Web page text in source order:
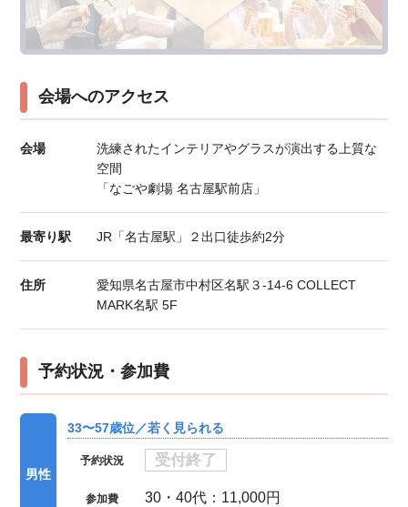
会場へのアクセス
会場
洗練されたインテリアやグラスが演出する上質な
空間
「なごや劇場 名古屋駅前店」
最寄り駅 JR「名古屋駅」２出口徒歩約2分
住所
愛知県名古屋市中村区名駅３-14-6 COLLECT
MARK名駅 5F
予約状況・参加費
男性
33〜57歳位／若く見られる
予約状況 受付終了
参加費
30・40代：11,000円